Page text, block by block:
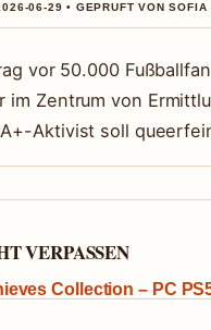
06-29 • GEPRUFT VON SOFIA
vor 50.000
im Zentrum von
Aktivist soll
VERPASSEN
Collection – PC